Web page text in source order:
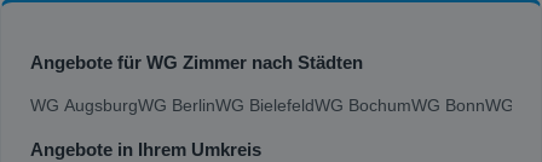
Angebote für WG Zimmer nach Städten
WG AugsburgWG BerlinWG BielefeldWG BochumWG BonnWG
Angebote in Ihrem Umkreis